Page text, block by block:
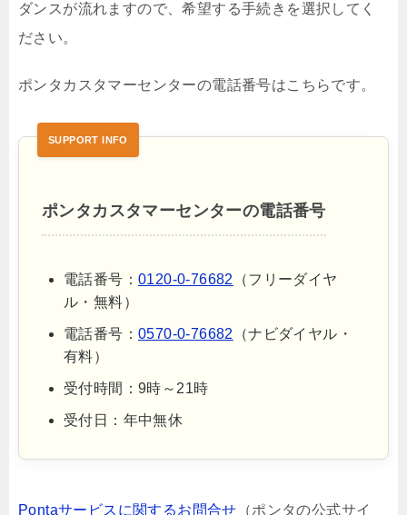
ダンスが流れますので、希望する手続きを選択してく
ださい。
ポンタカスタマーセンターの電話番号はこちらです。
ポンタカスタマーセンターの電話番号
電話番号： 0120-0-76682
（フリーダイヤ
ル・無料）
電話番号： 0570-0-76682
（ナビダイヤル・
有料）
受付時間：9時～21時
受付日：年中無休
Pontaサービスに関するお問合せ （ポンタの公式サイ